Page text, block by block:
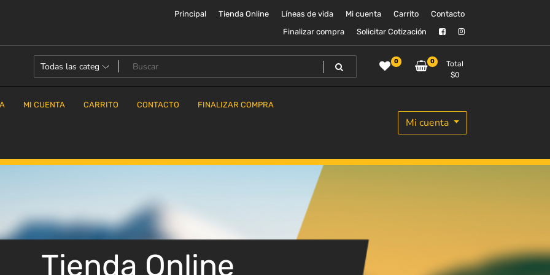
Principal Tienda Online Líneas de vida Mi cuenta Carrito
Contacto
Finalizar compra
Solicitar Cotización
0 0
Total
$0
MI CUENTA CARRITO CONTACTO FINALIZAR COMPRA
Mi cuenta
Tienda Online